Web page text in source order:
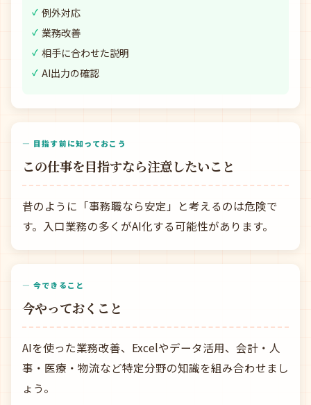
例外対応
業務改善
相手に合わせた説明
AI出力の確認
— 目指す前に知っておこう
この仕事を目指すなら注意したいこと
昔のように「事務職なら安定」と考えるのは危険で
す。入口業務の多くがAI化する可能性があります。
— 今できること
今やっておくこと
AIを使った業務改善、Excelやデータ活用、会計・人
事・医療・物流など特定分野の知識を組み合わせまし
ょう。